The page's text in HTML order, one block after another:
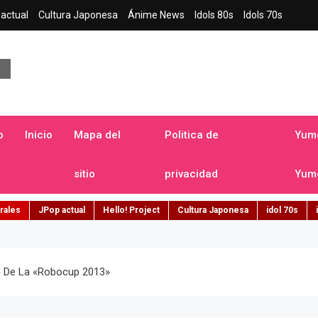
Cultura Japonesa Ánime News Idols 80s Idols 70s
Inicio Mapa del
sitio
Politica de
privacidad
JPop actual Hello! Project Cultura Japonesa idol 70s
La «Robocup 2013»